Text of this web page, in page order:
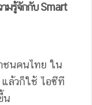
ามรู้จักกับ Smart
ชนคนไทย ใน
ล้วก็ใช้ ไอซีที
น